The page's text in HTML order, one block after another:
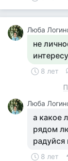
Люба
не
8 лет
Люба
а какое
рядом
радуйся
8 лет